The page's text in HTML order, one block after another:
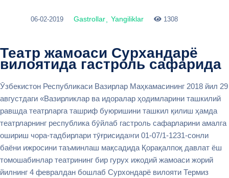
06-02-2019 Gastrollar Yangiliklar 1308
Театр жамоаси Сурхандарё
вилоятида гастроль сафарида
Ӯзбекистон Республикаси Вазирлар Маҳкамасининг 2018 йил 29
августдаги «Вазирликлар ва идоралар ҳодимларини ташкилий
равшда театрларга ташриф буюришини ташкил қилиш ҳамда
театрларнинг республика бӯйлаб гастроль сафарларини амалга
ошириш чора-тадбирлари тӯғрисида»ги 01-07/1-1231-сонли
баёни ижросини таъминлаш мақсадида Қорақалпоқ давлат ёш
томошабинлар театрининг бир гурух ижодий жамоаси жорий
йилнинг 4 февралдан бошлаб Сурхондарё вилояти Термиз